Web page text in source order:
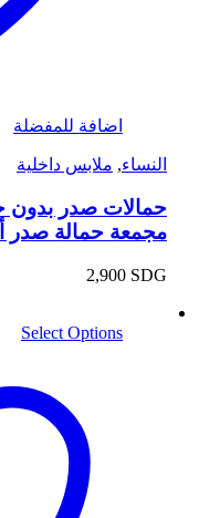
اضافة للمفضلة
النساء, ملابس داخلية
حمالات صدر بدون
مجمعة حمالة صدر أنبوبية 40
2,900 SDG
Select Options